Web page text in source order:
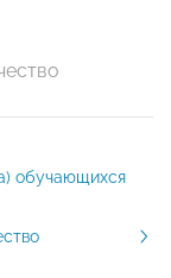
обучающихся